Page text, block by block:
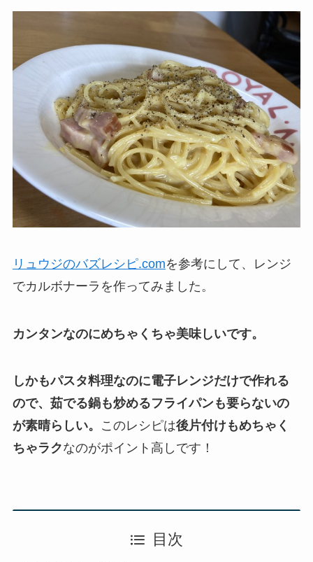
リュウジのバズレシピ.comを参考にして、レンジ
でカルボナーラを作ってみました。
カンタンなのにめちゃくちゃ美味しいです。
しかもパスタ料理なのに電子レンジだけで作れる
ので、茹でる鍋も炒めるフライパンも要らないの
が素晴らしい。
このレシピは後片付けもめちゃく
ちゃラクなのがポイント高しです！
目次